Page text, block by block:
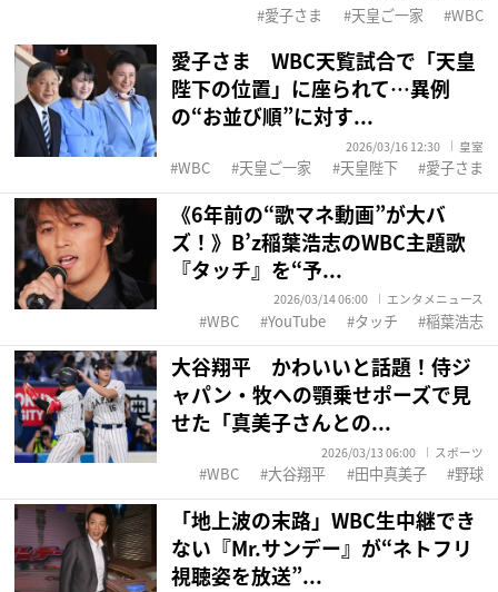
愛子さま 天皇ご一家 WBC
愛子さま WBC天覧試合で「天皇
陛下の位置」に座られて…異例
の“お並び順”に対す...
2026/03/16 12:30 皇室
WBC 天皇ご一家 天皇陛下 愛子さま
《6年前の“歌マネ動画”が大バ
ズ！》B’z稲葉浩志のWBC主題歌
『タッチ』を“予...
2026/03/14 06:00 エンタメニュース
WBC YouTube タッチ 稲葉浩志
大谷翔平 かわいいと話題！侍ジ
ャパン・牧への顎乗せポーズで見
せた「真美子さんとの...
2026/03/13 06:00 スポーツ
WBC 大谷翔平 田中真美子 野球
「地上波の末路」WBC生中継でき
ない『Mr.サンデー』が“ネトフリ
視聴姿を放送”...